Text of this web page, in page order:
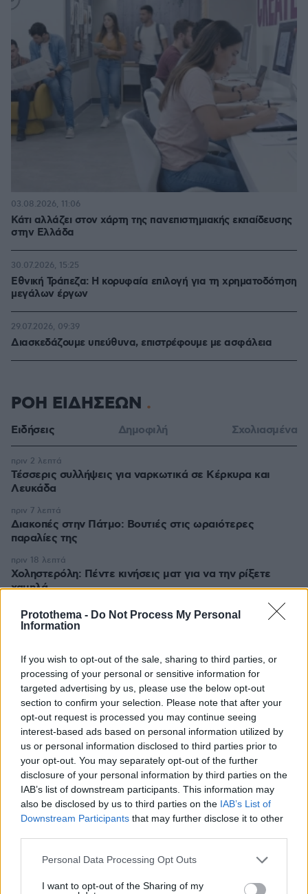
Protothema - Do Not Process My Personal
Information
If you wish to opt-out of the sale, sharing to third parties, or
processing of your personal or sensitive information for
targeted advertising by us, please use the below opt-out
section to confirm your selection. Please note that after your
opt-out request is processed you may continue seeing
interest-based ads based on personal information utilized by
us or personal information disclosed to third parties prior to
your opt-out. You may separately opt-out of the further
disclosure of your personal information by third parties on the
IAB’s list of downstream participants. This information may
also be disclosed by us to third parties on the IAB’s List of
Downstream Participants that may further disclose it to other
Please note that this website/app uses one or more Google
not limited to your visit or usage behaviour. You may click to
Personal Data Processing Opt Outs
I want to opt-out of the Sharing of my
Κάτι αλλάζει στον χάρτη της πανεπιστημιακής εκπαίδευσης
στην Ελλάδα
03.08.2026, 11:06
Εθνική Τράπεζα: Η κορυφαία επιλογή για τη χρηματοδότηση
μεγάλων έργων
30.07.2026, 15:25
Διασκεδάζουμε υπεύθυνα, επιστρέφουμε με ασφάλεια
29.07.2026, 09:39
ΡΟΗ ΕΙΔΗΣΕΩΝ
Ειδήσεις Δημοφιλή Σχολιασμένα
Τέσσερις συλλήψεις για ναρκωτικά σε Κέρκυρα και
Λευκάδα
πριν 2 λεπτά
Διακοπές στην Πάτμο: Βουτιές στις ωραιότερες
παραλίες της
πριν 7 λεπτά
Χοληστερόλη: Πέντε κινήσεις ματ για να την ρίξετε
χαμηλά
πριν 18 λεπτά
Για αμύθητο συμβόλαιο του Σαλάχ γράφουν στην
πριν 19 λεπτά
Υπό έλεγχο η φωτιά σε χαμηλή βλάστηση στην Ευκαρπία
Κιλκίς
πριν 20 λεπτά
Το «κερασάκι» του Τρινκιέρι έρχεται από το NBA – Αυτή
είναι η τελευταία μεγάλη κίνηση που κυνηγάει ο ΠΑΟΚ
πριν 26 λεπτά
Τελικά, πόσο ωφέλιμα -και ασφαλή- είναι τα
βιταμινούχα συμπληρώματα διατροφής;
πριν 27 λεπτά
Βόλτα του σκύλου: Τα 5 είδη που χρειάζεται για να είναι
πριν 27 λεπτά
Βίντεο: Έκλεψαν χρυσές αλυσίδες 70.000 ευρώ σε τρία